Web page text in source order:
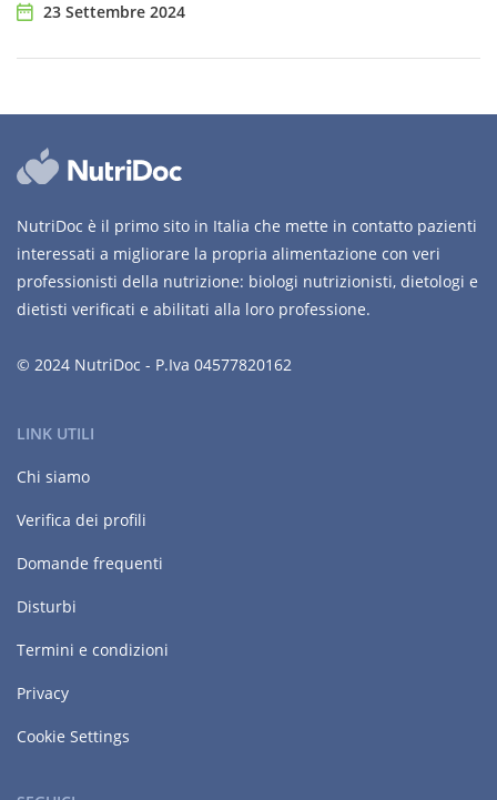
23 Settembre 2024
NutriDoc è il primo sito in Italia che mette in contatto pazienti
interessati a migliorare la propria alimentazione con veri
professionisti della nutrizione: biologi nutrizionisti, dietologi e
dietisti verificati e abilitati alla loro professione.
© 2024 NutriDoc - P.Iva 04577820162
LINK UTILI
Chi siamo
Verifica dei profili
Domande frequenti
Disturbi
Termini e condizioni
Privacy
Cookie Settings